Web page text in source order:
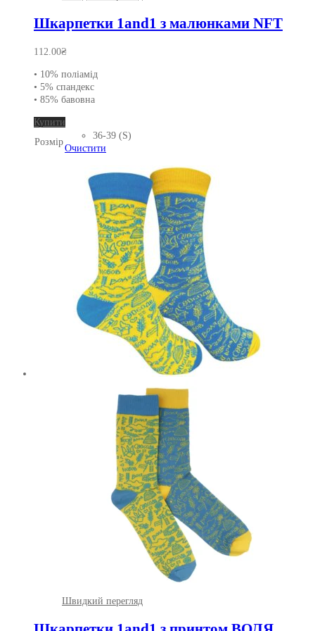
Шкарпетки 1and1 з малюнками NFT
112.00₴
• 10% поліамід
• 5% спандекс
• 85% бавовна
Купити
товар
має
варіантів.
Параметри
можна
вибрати
сторінці
Розмір
36-39 (S)
Очистити
Швидкий перегляд